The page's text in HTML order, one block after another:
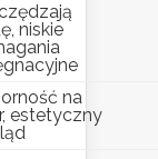
niskie
na
estetyczny